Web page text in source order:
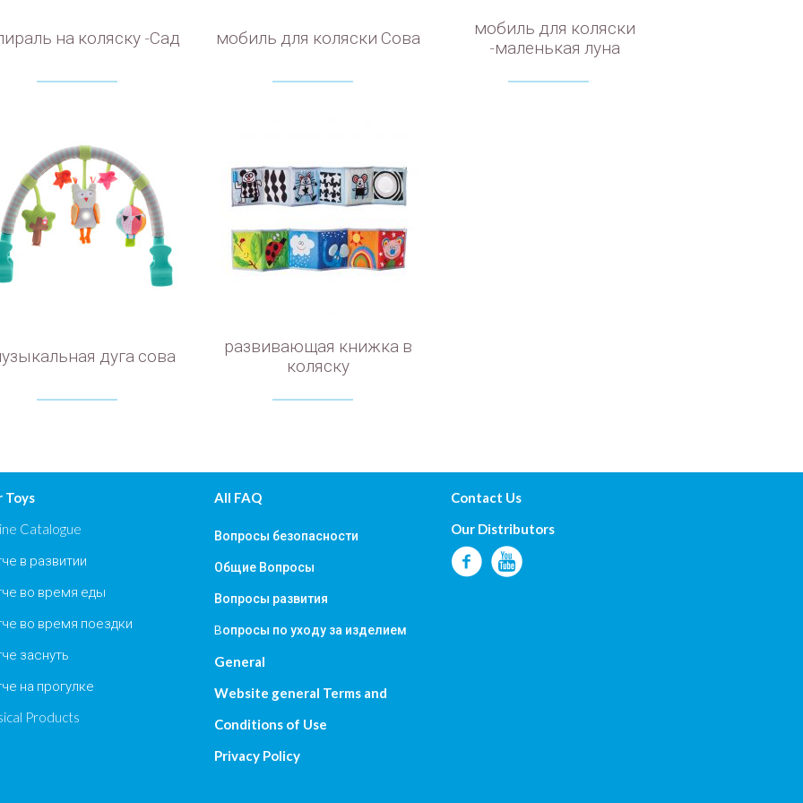
на коляску -Сад мобиль для коляски Сова
мобиль для коляски
-маленькая луна
дуга сова
развивающая книжка в
коляску
Toys
Catalogue
в развитии
во время еды
во время поездки
заснуть
на прогулке
Products
All FAQ
Вопросы безопасности
Общие Вопросы
Вопросы развития
Bопросы по уходу за изделием
General
Website general Terms and
Conditions of Use
Privacy Policy
Contact Us
Our Distributors